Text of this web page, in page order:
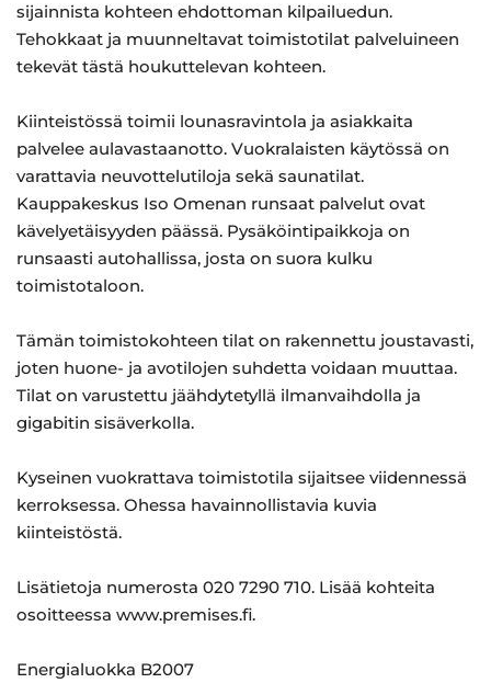
sijainnista kohteen ehdottoman kilpailuedun.
Tehokkaat ja muunneltavat toimistotilat palveluineen
tekevät tästä houkuttelevan kohteen.
Kiinteistössä toimii lounasravintola ja asiakkaita
palvelee aulavastaanotto. Vuokralaisten käytössä on
varattavia neuvottelutiloja sekä saunatilat.
Kauppakeskus Iso Omenan runsaat palvelut ovat
kävelyetäisyyden päässä. Pysäköintipaikkoja on
runsaasti autohallissa, josta on suora kulku
toimistotaloon.
Tämän toimistokohteen tilat on rakennettu joustavasti,
joten huone- ja avotilojen suhdetta voidaan muuttaa.
Tilat on varustettu jäähdytetyllä ilmanvaihdolla ja
gigabitin sisäverkolla.
Kyseinen vuokrattava toimistotila sijaitsee viidennessä
kerroksessa. Ohessa havainnollistavia kuvia
kiinteistöstä.
Lisätietoja numerosta 020 7290 710. Lisää kohteita
osoitteessa www.premises.fi.
Energialuokka B2007